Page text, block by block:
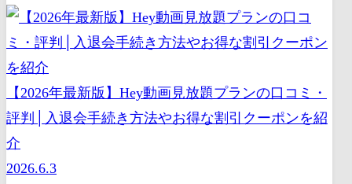
【2026年最新版】Hey動画見放題プランの口コミ・
評判│入退会手続き方法やお得な割引クーポンを紹
介
2026.6.3